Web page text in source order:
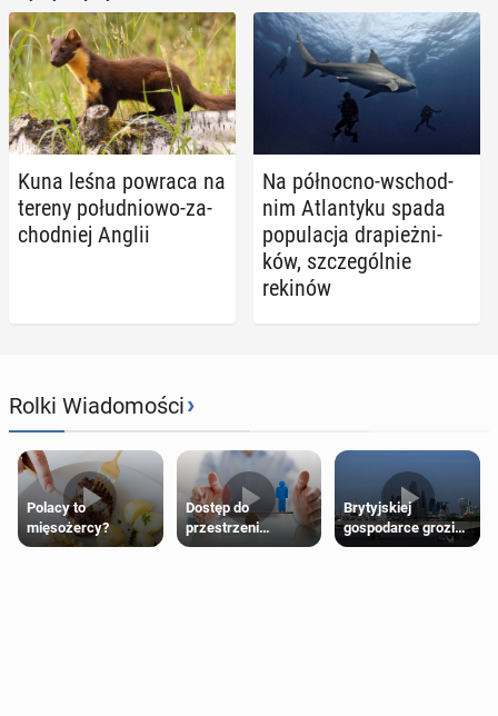
Kuna leśna powraca na
tereny po­łu­dnio­wo-za­
chod­niej Anglii
Na pół­noc­no-wschod­
nim Atlan­ty­ku spada
po­pu­la­cja dra­pież­ni­
ków, szcze­gól­nie
rekinów
Rolki Wiadomości›
Polacy to
mięsożercy?
Dostęp do
przestrzeni
przeznaczonych
Brytyjskiej
gospodarce grozi
recesja, jeśli